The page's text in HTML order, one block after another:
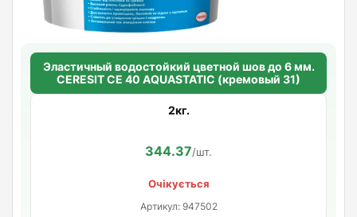
Эластичный водостойкий цветной шов до 6 мм.
CERESIT CE 40 AQUASTATIC (кремовый 31)
2кг.
344.37/шт.
Очікується
Артикул: 947502